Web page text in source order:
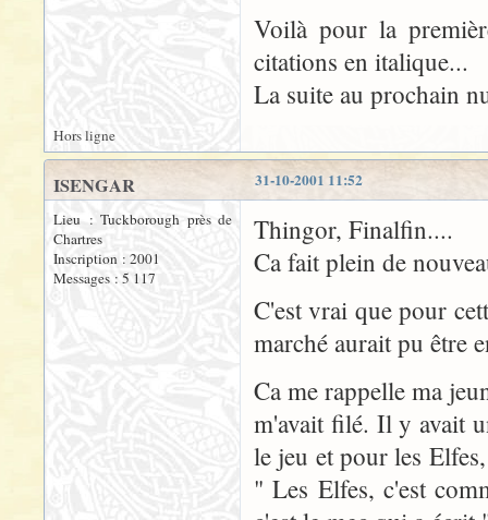
Voilà pour la
citations en italique...
La suite au prochain
Hors ligne
31-10-2001 11:52
ISENGAR
Lieu : Tuckborough près de
Chartres
Inscription : 2001
Messages : 5 117
Thingor, Finalfin....
Ca fait plein de
C'est vrai que pour
marché aurait pu être
Ca me rappelle ma
m'avait filé. Il y avait
le jeu et pour les
" Les Elfes, c'est